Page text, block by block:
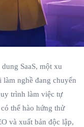
SaaS, một xu
nghề đang chuyển
trình làm việc tự
thể hào hứng thử
và xuất bản độc lập,